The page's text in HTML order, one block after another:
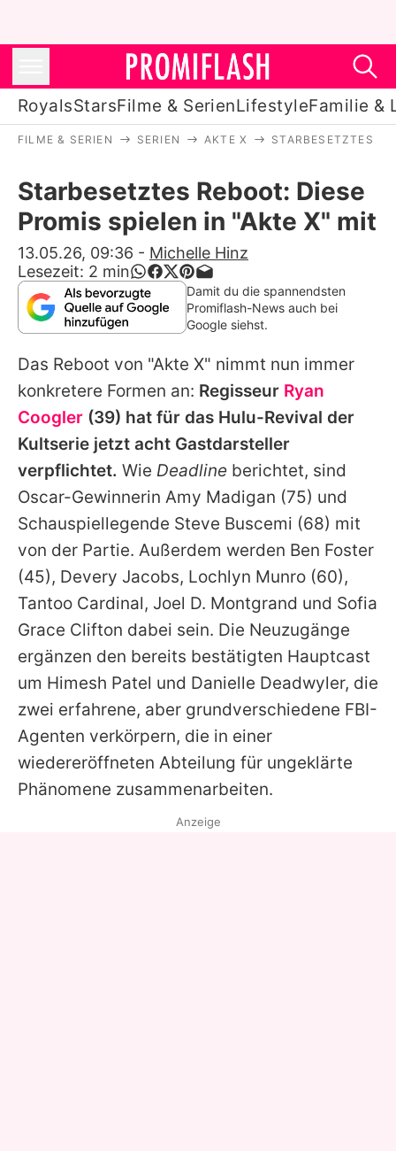
RoyalsStarsFilme & SerienLifestyleFamilie &
Stars
Filme & Serien
Lifestyle
Familie & Liebe
Alle Themen auf Promiflash
Jobs
App runterladen
Team
Redaktionelle Richtlinien
Impressum
Datenschutzerklärung
Nutzungsbedingungen
Utiq verwalten
FILME & SERIEN SERIEN AKTE X STARBESETZTES
Starbesetztes Reboot: Diese
Promis spielen in "Akte X" mit
13.05.26, 09:36 - Michelle Hinz
Lesezeit: 2 min
Damit du die spannendsten
Promiflash-News auch bei
Google siehst.
Das Reboot von "Akte X" nimmt nun immer
konkretere Formen an: Regisseur Ryan
Coogler (39) hat für das Hulu-Revival der
Kultserie jetzt acht Gastdarsteller
verpflichtet. Wie Deadline berichtet, sind
Oscar-Gewinnerin Amy Madigan (75) und
Schauspiellegende Steve Buscemi (68) mit
von der Partie. Außerdem werden Ben Foster
(45), Devery Jacobs, Lochlyn Munro (60),
Tantoo Cardinal, Joel D. Montgrand und Sofia
Grace Clifton dabei sein. Die Neuzugänge
ergänzen den bereits bestätigten Hauptcast
um Himesh Patel und Danielle Deadwyler, die
zwei erfahrene, aber grundverschiedene FBI-
Agenten verkörpern, die in einer
wiedereröffneten Abteilung für ungeklärte
Phänomene zusammenarbeiten.
Anzeige